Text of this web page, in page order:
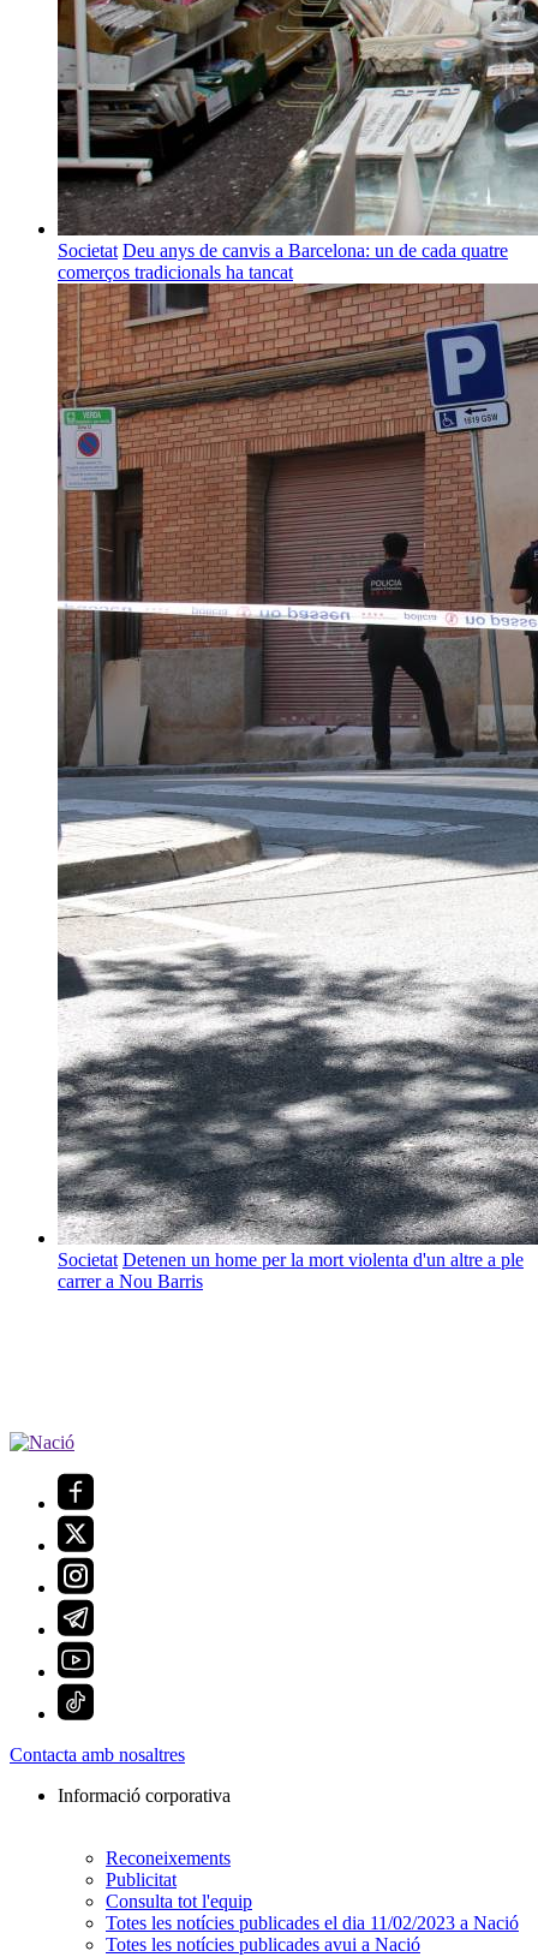
Societat Deu anys de canvis a Barcelona: un de cada quatre
comerços tradicionals ha tancat
Societat Detenen un home per la mort violenta d'un altre a ple
carrer a Nou Barris
Contacta amb nosaltres
Informació corporativa
Reconeixements
Publicitat
Consulta tot l'equip
Totes les notícies publicades el dia 11/02/2023 a Nació
Totes les notícies publicades avui a Nació